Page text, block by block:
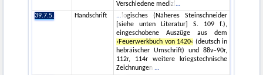
Verschiedene medizi
39.7.5.
Handschrift
logisches (Näheres Steinschneider
[siehe unten Literatur] S. 109 f.),
eingeschobene Auszüge aus dem
›Feuerwerkbuch von 1420‹ (deutsch in
hebräischer Umschrift) und 88v–90r,
112r, 114r weitere kriegstechnische
Zeichnungen